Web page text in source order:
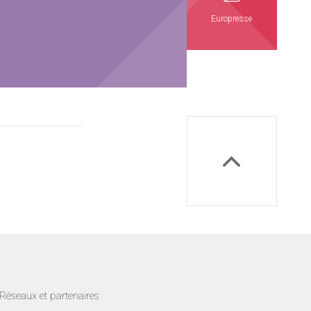
Europresse
Réseaux et partenaires